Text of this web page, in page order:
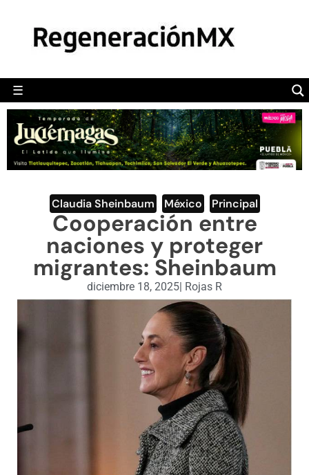
☰
POLÍTICA
CAMALEÓN
OPINIÓN
DEPORTES
ENGLISH SECTION
VIDEOS
Claudia Sheinbaum México Principal
Cooperación entre
naciones y proteger
migrantes: Sheinbaum
diciembre 18, 2025| Rojas R